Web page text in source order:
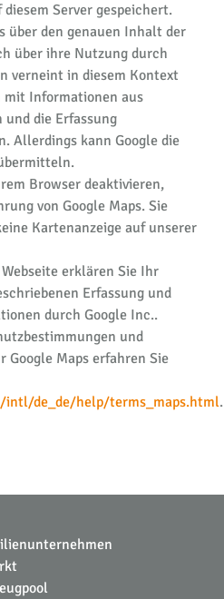
Server gespeichert.
über den genauen Inhalt der
über ihre Nutzung durch
verneint in diesem Kontext
mit Informationen aus
und die Erfassung
Allerdings kann Google die
Browser deaktivieren,
von Google Maps. Sie
Kartenanzeige auf unserer
erklären Sie Ihr
Erfassung und
durch Google Inc..
und
Google Maps erfahren Sie
de_de/help/terms_maps.html.